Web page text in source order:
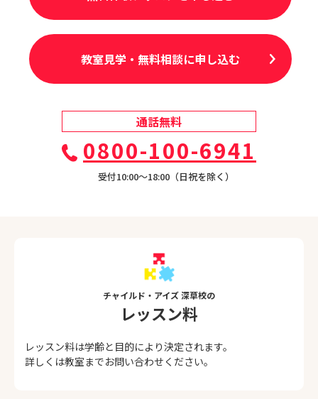
教室見学・無料相談に申し込む
通話無料
0800-100-6941
受付10:00〜18:00（日祝を除く）
チャイルド・アイズ 深草校の
レッスン料
レッスン料は学齢と目的により決定されます。
詳しくは教室までお問い合わせください。